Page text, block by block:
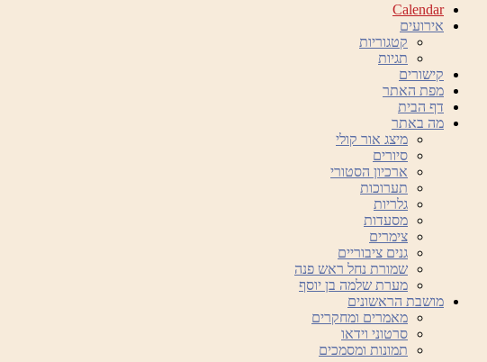
Calendar
אירועים
קטגוריות
תגיות
קישורים
מפת האתר
דף הבית
מה באתר
מיצג אור קולי
סיורים
ארכיון הסטורי
תערוכות
גלריות
מסעדות
צימרים
גנים ציבוריים
שמורת נחל ראש פנה
מערת שלמה בן יוסף
מושבת הראשונים
מאמרים ומחקרים
סרטוני וידאו
תמונות ומסמכים